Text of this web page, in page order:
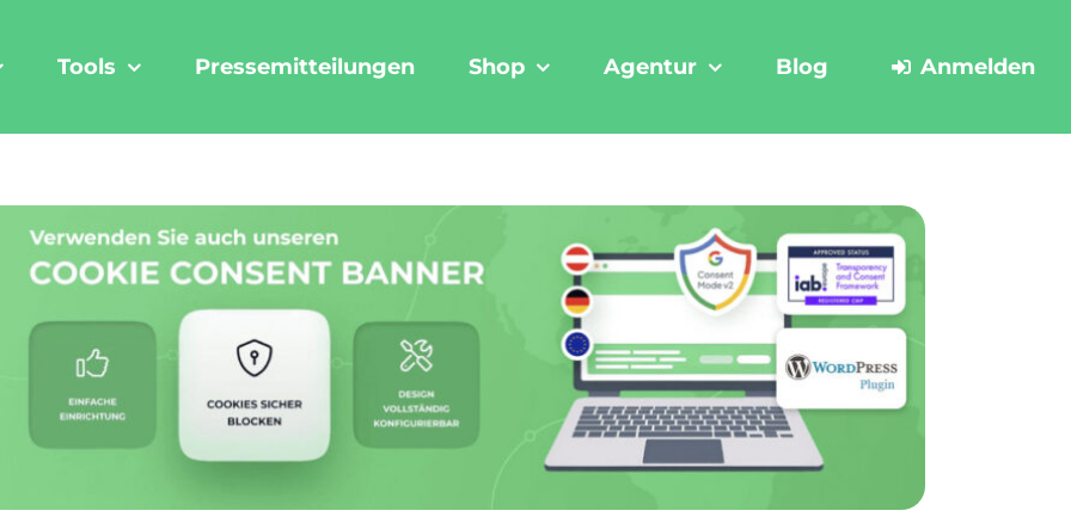
Tools Pressemitteilungen Shop Agentur Blog Anmelden